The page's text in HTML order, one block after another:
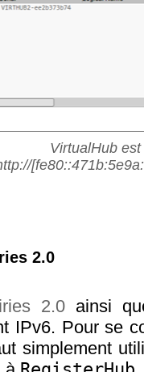
VirtualHub
2.0
2.0 ainsi
IPv6. Pour se
simplement